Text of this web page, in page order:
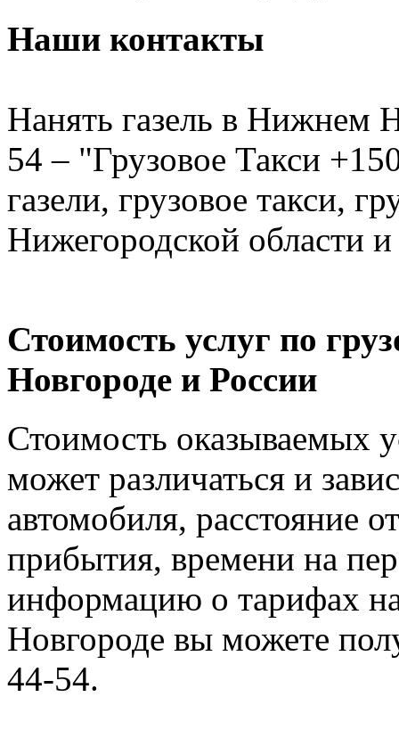
Наши контакты
Нанять газель в Нижнем
54 – "Грузовое Такси
газели, грузовое такси,
Нижегородской области
Стоимость услуг по
Новгороде и России
Стоимость оказываемых
может различаться и
автомобиля, расстояние
прибытия, времени на
информацию о тарифах
Новгороде вы можете
44-54.